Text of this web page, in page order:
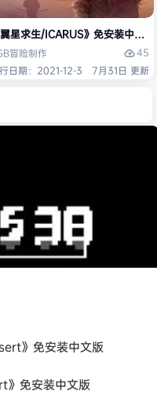
翼星求生/ICARUS》免安装中文版
冒险制作
45
日期：2021-12-3
7月31日 更新
》免安装中文版
》免安装中文版